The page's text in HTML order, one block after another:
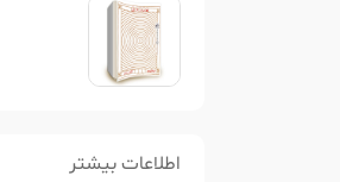
اطلاعات بیشتر